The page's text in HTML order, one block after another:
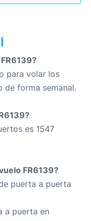
para volar los
de forma semanal.
es 1547
FR6139?
puerta a puerta
a puerta en